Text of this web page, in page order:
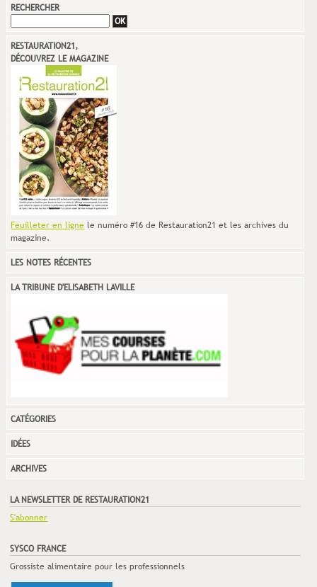
RECHERCHER
RESTAURATION21,
DÉCOUVREZ LE MAGAZINE
Feuilleter en ligne le numéro #16 de Restauration21 et les archives du
magazine.
LES NOTES RÉCENTES
LA TRIBUNE D'ELISABETH LAVILLE
CATÉGORIES
IDÉES
ARCHIVES
LA NEWSLETTER DE RESTAURATION21
S'abonner
SYSCO FRANCE
Grossiste alimentaire pour les professionnels